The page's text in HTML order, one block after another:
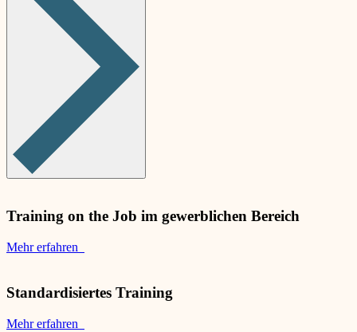
Training on the Job im gewerblichen Bereich
Mehr erfahren
Standardisiertes Training
Mehr erfahren